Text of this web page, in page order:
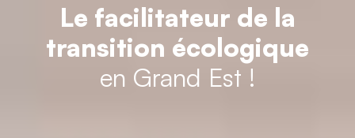
Le facilitateur de la
transition écologique
en Grand Est !